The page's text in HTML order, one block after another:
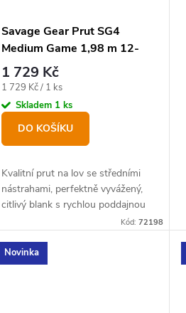
Savage Gear Prut SG4
Medium Game 1,98 m 12-
35 g
1 729 Kč
Měrná
cena:
1 729 Kč / 1 ks
Skladem 1 ks
DO KOŠÍKU
Kvalitní prut na lov se středními
nástrahami, perfektně vyvážený,
citlivý blank s rychlou poddajnou
akcí pro bezpečné zdolání ryby
Kód: 72198
Novinka